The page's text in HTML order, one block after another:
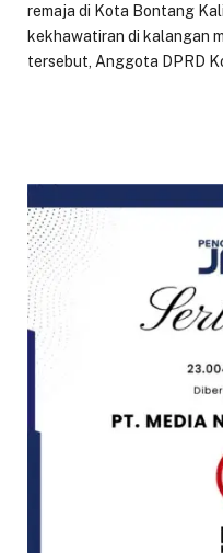
remaja di Kota Bontang
kekhawatiran di kalangan
tersebut, Anggota DPRD